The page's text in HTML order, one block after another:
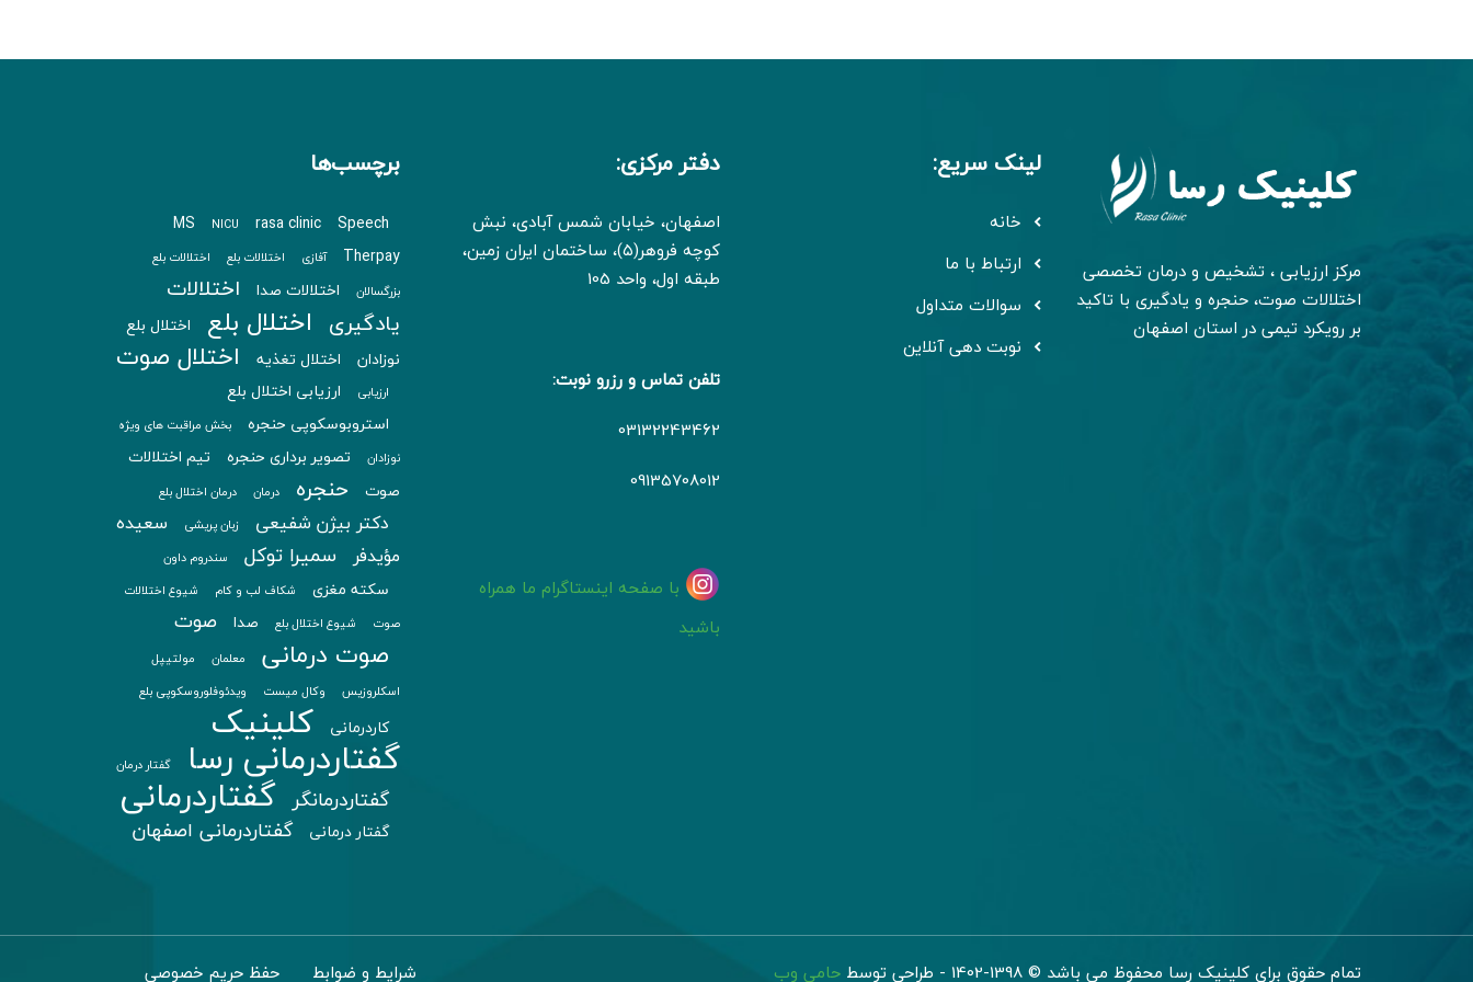
مرکز ارزیابی ، تشخیص و درمان تخصصی
اختلالات صوت، حنجره و یادگیری با تاکید
بر رویکرد تیمی در استان اصفهان
لینک سریع:
خانه
ارتباط با ما
سوالات متداول
نوبت دهی آنلاین
دفتر مرکزی:
اصفهان، خیابان شمس آبادی، نبش
کوچه فروهر(۵)، ساختمان ایران زمین،
طبقه اول، واحد 105
تلفن تماس و رزرو نوبت:
03132243462
09135708012
با صفحه اینستاگرام ما همراه
باشید
برچسب‌ها
MS NICU rasa clinic
Speech
Therpay
آفازی اختلالات بلع
اختلالات بلع
بزرگسالان
اختلالات صدا
اختلالات
یادگیری اختلال بلع
اختلال بلع
نوزادان
اختلال تغذیه اختلال صوت
ارزیابی
ارزیابی اختلال بلع
استروبوسکوپی حنجره
بخش مراقبت های ویژه
نوزادان
تصویر برداری حنجره
تیم اختلالات
صوت
حنجره درمان درمان اختلال بلع
دکتر بیژن شفیعی زبان پریشی
سعیده
مؤیدفر سمیرا توکل سندروم داون
سکته مغزی شکاف لب و کام
شیوع اختلالات
صوت
شیوع اختلال بلع صدا صوت
صوت درمانی معلمان
مولتیپل
اسکلروزیس
وکال میست ویدئوفلوروسکوپی بلع
کاردرمانی کلینیک
گفتاردرمانی رسا گفتار درمان
گفتاردرمانگر گفتاردرمانی
گفتار درمانی گفتاردرمانی اصفهان
تمام حقوق برای کلینیک رسا محفوظ می باشد © 1398-1402 - طراحی توسط حامی وب شرایط و ضوابط حفظ حریم خصوصی